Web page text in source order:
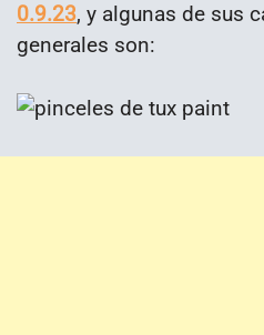
0.9.23, y algunas de sus
generales son: